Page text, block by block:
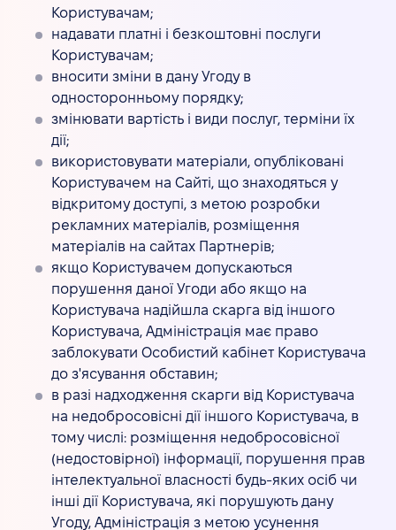
Користувачам;
надавати платні і безкоштовні послуги
Користувачам;
вносити зміни в дану Угоду в
односторонньому порядку;
змінювати вартість і види послуг, терміни їх
дії;
використовувати матеріали, опубліковані
Користувачем на Сайті, що знаходяться у
відкритому доступі, з метою розробки
рекламних матеріалів, розміщення
матеріалів на сайтах Партнерів;
якщо Користувачем допускаються
порушення даної Угоди або якщо на
Користувача надійшла скарга від іншого
Користувача, Адміністрація має право
заблокувати Особистий кабінет Користувача
до з'ясування обставин;
в разі надходження скарги від Користувача
на недобросовісні дії іншого Користувача, в
тому числі: розміщення недобросовісної
(недостовірної) інформації, порушення прав
інтелектуальної власності будь-яких осіб чи
інші дії Користувача, які порушують дану
Угоду, Адміністрація з метою усунення